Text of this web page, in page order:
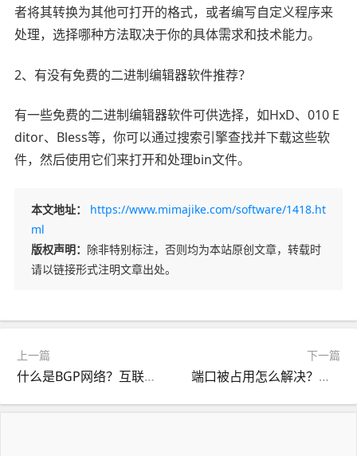
者将其转换为其他可打开的格式，或者编写自定义程序来
处理，选择哪种方法取决于你的具体需求和技术能力。
2、有没有免费的二进制编辑器软件推荐？
有一些免费的二进制编辑器软件可供选择，如HxD、010 E
ditor、Bless等，你可以通过搜索引擎查找并下载这些软
件，然后使用它们来打开和处理bin文件。
本文地址：
https://www.mimajike.com/software/1418.ht
ml
版权声明： 除非特别标注，否则均为本站原创文章，转载时
请以链接形式注明文章出处。
上一篇
什么是BGP网络？互联网核心路由协议的探究
下一篇
端口被占用怎么解决？有效的端口管理和冲突解决方法